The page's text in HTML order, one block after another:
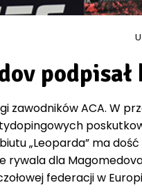
zawodników ACA. W
„Leoparda” ma dość
rywala dla
federacji w